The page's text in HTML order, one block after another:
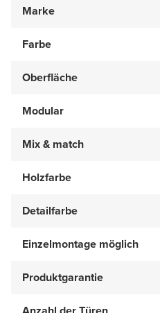
Marke
Farbe
Oberfläche
Modular
Mix & match
Holzfarbe
Detailfarbe
Einzelmontage möglich
Produktgarantie